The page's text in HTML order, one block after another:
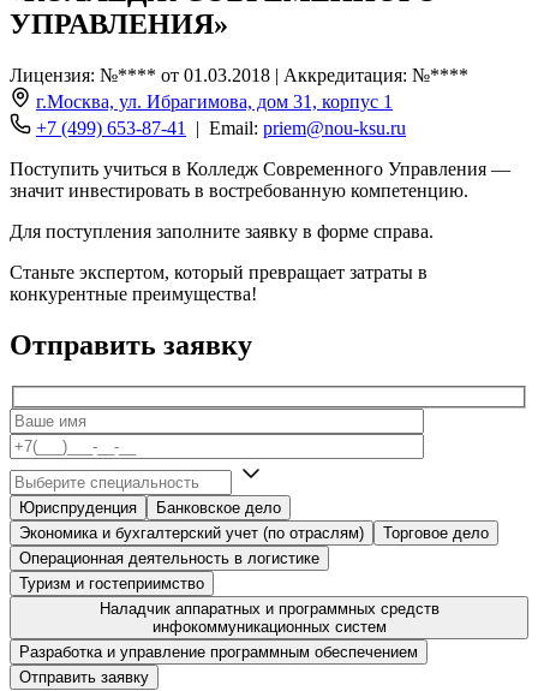
УПРАВЛЕНИЯ»
Лицензия: №**** от 01.03.2018 | Аккредитация: №****
г.Москва, ул. Ибрагимова, дом 31, корпус 1
+7 (499) 653-87-41
| Email: priem@nou-ksu.ru
Поступить учиться в Колледж Современного Управления —
значит инвестировать в востребованную компетенцию.
Для поступления заполните заявку в форме справа.
Станьте экспертом, который превращает затраты в
конкурентные преимущества!
Отправить заявку
Юриспруденция
Банковское дело
Экономика и бухгалтерский учет (по отраслям)
Торговое дело
Операционная деятельность в логистике
Туризм и гостеприимство
Наладчик аппаратных и программных средств
инфокоммуникационных систем
Разработка и управление программным обеспечением